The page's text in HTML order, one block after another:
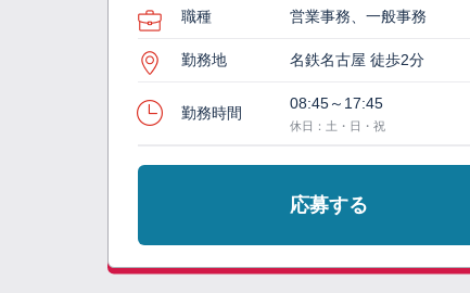
職種 営業事務、一般事務
勤務地 名鉄名古屋 徒歩2分
勤務時間
08:45～17:45
休日：土・日・祝
応募する